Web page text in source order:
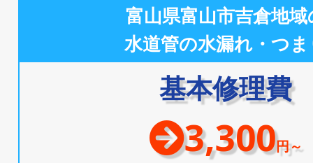
富山県富山市吉倉地域
水道管の水漏れ・つ
基本修理費
3,300円～